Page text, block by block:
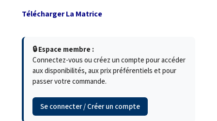
Télécharger La Matrice
🔒 Espace membre :
Connectez-vous ou créez un compte pour accéder
aux disponibilités, aux prix préférentiels et pour
passer votre commande.
Se connecter / Créer un compte